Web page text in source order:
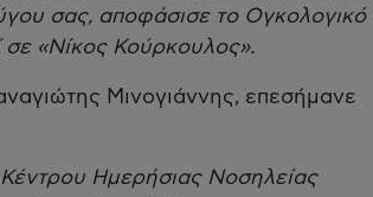
σας, αποφάσισε το Ογκολογικό
«Νίκος Κούρκουλος».
Μινογιάννης, επεσήμανε
Ημερήσιας Νοσηλείας